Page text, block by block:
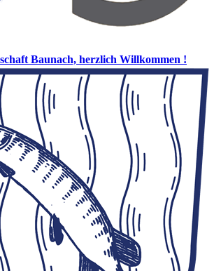
Baunach, herzlich Willkommen !